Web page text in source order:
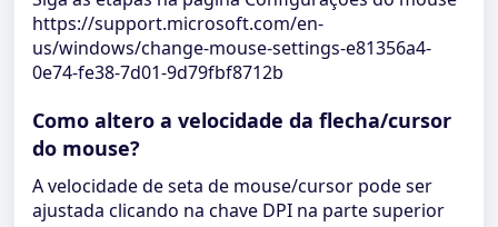
https://support.microsoft.com/en-
us/windows/change-mouse-settings-e81356a4-
0e74-fe38-7d01-9d79fbf8712b
Como altero a velocidade da flecha/cursor
do mouse?
A velocidade de seta de mouse/cursor pode ser
ajustada clicando na chave DPI na parte superior